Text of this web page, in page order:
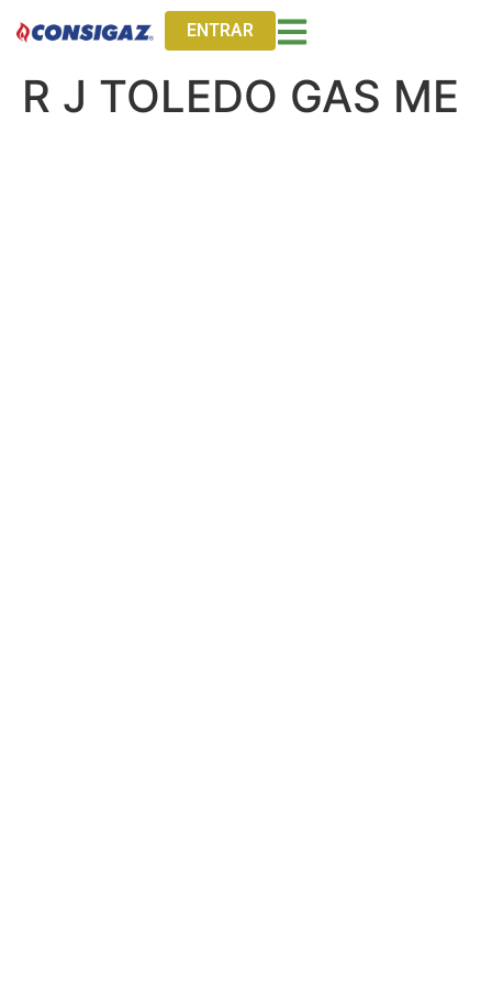
ENTRAR
R J TOLEDO GAS ME